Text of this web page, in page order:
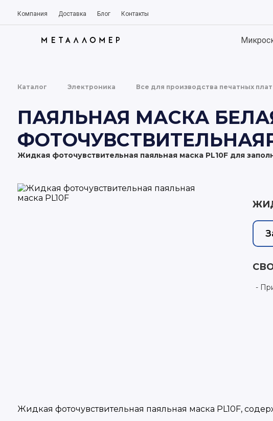
Компания Доставка Блог Контакты
Каталог Электроника Все для производства печатных плат
ПАЯЛЬНАЯ МАСКА
Жидкая фоточувствительная паяльная маска PL10F для
Жидкая фоточувствительная паяльная маска PL10F,